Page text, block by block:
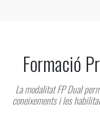
Formació
La modalitat FP Dual
coneixements i les